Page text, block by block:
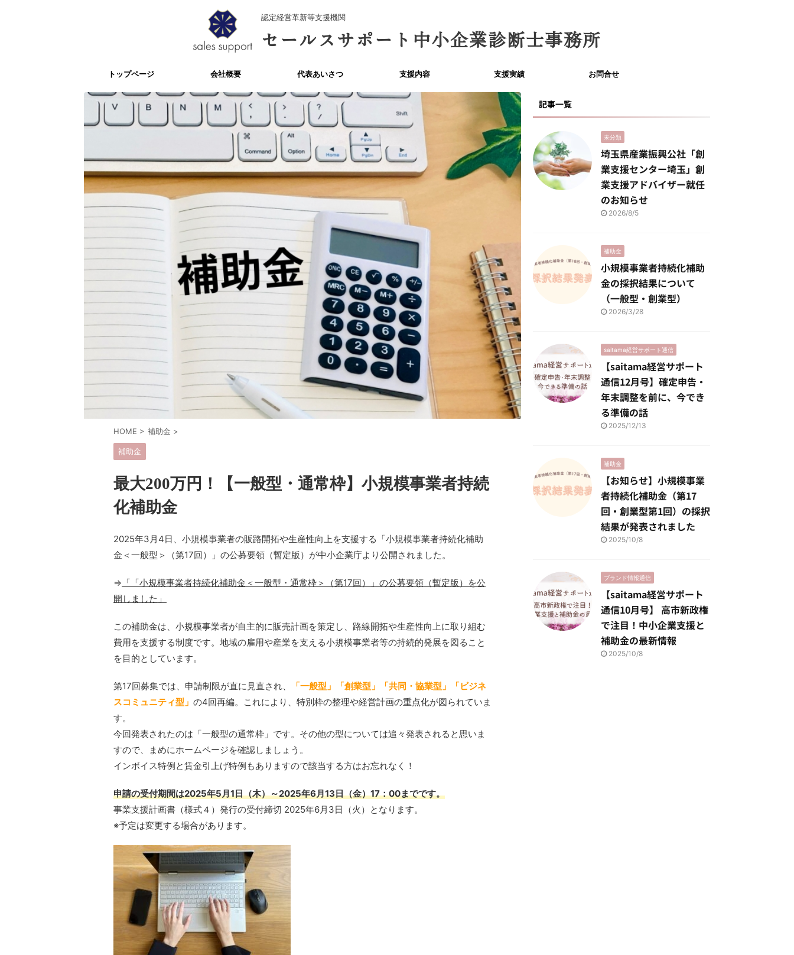
認定経営革新等支援機関
セールスサポート中小企業診断士事務所
トップページ 会社概要 代表あいさつ 支援内容 支援実績 お問合せ
HOME > 補助金 >
補助金
最大200万円！【一般型・通常枠】小規模事業者持続
化補助金
2025年3月4日、小規模事業者の販路開拓や生産性向上を支援する「小規模事業者持続化補助
金＜一般型＞（第17回）」の公募要領（暫定版）が中小企業庁より公開されました。
⇒ 「「小規模事業者持続化補助金＜一般型・通常枠＞（第17回）」の公募要領（暫定版）を公
開しました」
この補助金は、小規模事業者が自主的に販売計画を策定し、路線開拓や生産性向上に取り組む
費用を支援する制度です。地域の雇用や産業を支える小規模事業者等の持続的発展を図ること
を目的としています。
第17回募集では、申請制限が直に見直され、
「一般型」「創業型」「共同・協業型」「ビジネ
スコミュニティ型」 の4回再編。これにより、特別枠の整理や経営計画の重点化が図られていま
す。
今回発表されたのは「一般型の通常枠」です。その他の型については追々発表されると思いま
すので、まめにホームページを確認しましょう。
インボイス特例と賃金引上げ特例もありますので該当する方はお忘れなく！
申請の受付期間は2025年5月1日（木）～2025年6月13日（金）17：00までです。
事業支援計画書（様式４）発行の受付締切 2025年6月3日（火）となります。
※予定は変更する場合があります。
記事一覧
未分類
埼玉県産業振興公社「創
業支援センター埼玉」創
業支援アドバイザー就任
のお知らせ
2026/8/5
補助金
小規模事業者持続化補助
金の採択結果について
（一般型・創業型）
2026/3/28
saitama経営サポート通信
【saitama経営サポート
通信12月号】確定申告・
年末調整を前に、今でき
る準備の話
2025/12/13
補助金
【お知らせ】小規模事業
者持続化補助金（第17
回・創業型第1回）の採択
結果が発表されました
2025/10/8
ブランド情報通信
【saitama経営サポート
通信10月号】 高市新政権
で注目！中小企業支援と
補助金の最新情報
2025/10/8